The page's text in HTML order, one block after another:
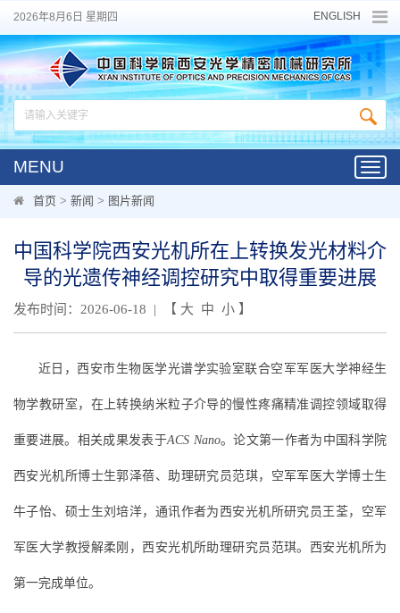
2026年8月6日 星期四 ENGLISH
MENU
首页 > 新闻 > 图片新闻
中国科学院西安光机所在上转换发光材料介
导的光遗传神经调控研究中取得重要进展
发布时间：2026-06-18 | 【 大 中 小 】
近日，西安市生物医学光谱学实验室联合空军军医大学神经生
物学教研室，在上转换纳米粒子介导的慢性疼痛精准调控领域取得
重要进展。相关成果发表于ACS Nano。论文第一作者为中国科学院
西安光机所博士生郭泽蓓、助理研究员范琪，空军军医大学博士生
牛子怡、硕士生刘培洋，通讯作者为西安光机所研究员王荃，空军
军医大学教授解柔刚，西安光机所助理研究员范琪。西安光机所为
第一完成单位。